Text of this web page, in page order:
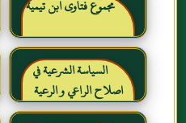
مجموع فتاوى ابن تيمية
السياسة الشرعية في
اصلاح الراعي و الرعية